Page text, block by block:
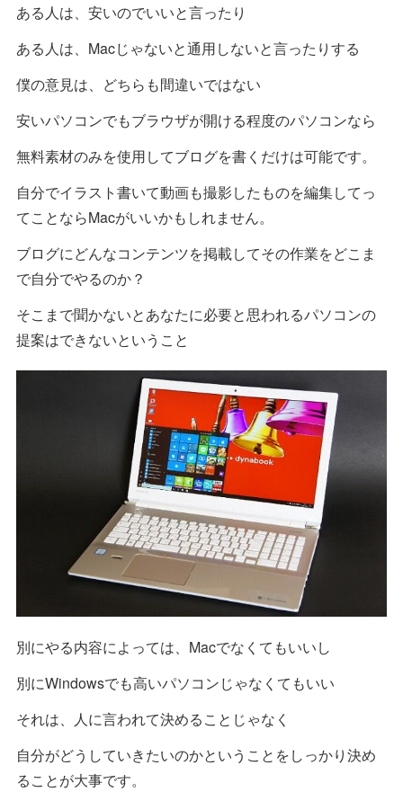
ある人は、安いのでいいと言ったり
ある人は、Macじゃないと通用しないと言ったりする
僕の意見は、どちらも間違いではない
安いパソコンでもブラウザが開ける程度のパソコンなら
無料素材のみを使用してブログを書くだけは可能です。
自分でイラスト書いて動画も撮影したものを編集してっ
てことならMacがいいかもしれません。
ブログにどんなコンテンツを掲載してその作業をどこま
で自分でやるのか？
そこまで聞かないとあなたに必要と思われるパソコンの
提案はできないということ
別にやる内容によっては、Macでなくてもいいし
別にWindowsでも高いパソコンじゃなくてもいい
それは、人に言われて決めることじゃなく
自分がどうしていきたいのかということをしっかり決め
ることが大事です。